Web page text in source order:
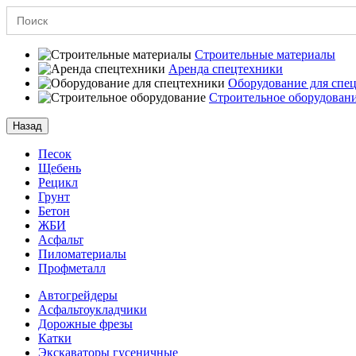
Search
for:
Строительные материалы
Аренда спецтехники
Оборудование для
Строительное
Назад
Песок
Щебень
Рецикл
Грунт
Бетон
ЖБИ
Асфальт
Пиломатериалы
Профметалл
Автогрейдеры
Асфальто­укладчики
Дорожные фрезы
Катки
Экскаваторы гусеничные